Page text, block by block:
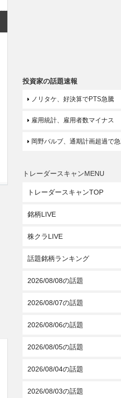
投資家の話題速報
ノリタケ、好決算でPTS急騰
雇用統計、雇用者数マイナス
岡野バルブ、通期計画超過で
トレーダースキャンMENU
トレーダースキャンTOP
銘柄LIVE
株クラLIVE
話題銘柄ランキング
2026/08/08の話題
2026/08/07の話題
2026/08/06の話題
2026/08/05の話題
2026/08/04の話題
2026/08/03の話題